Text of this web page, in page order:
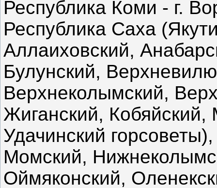
Республика Коми - г.
Республика Саха
Аллаиховский,
Булунский,
Верхнеколымский,
Жиганский,
Удачинский горсоветы),
Момский,
Оймяконский,